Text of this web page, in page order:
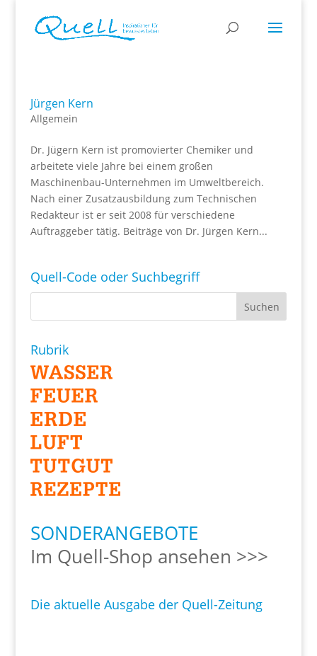
Jürgen Kern
Allgemein
Dr. Jügern Kern ist promovierter Chemiker und
arbeitete viele Jahre bei einem großen
Maschinenbau-Unternehmen im Umweltbereich.
Nach einer Zusatzausbildung zum Technischen
Redakteur ist er seit 2008 für verschiedene
Auftraggeber tätig. Beiträge von Dr. Jürgen Kern...
Quell-Code oder Suchbegriff
Rubrik
SONDERANGEBOTE
Im Quell-Shop ansehen >>>
Die aktuelle Ausgabe der Quell-Zeitung